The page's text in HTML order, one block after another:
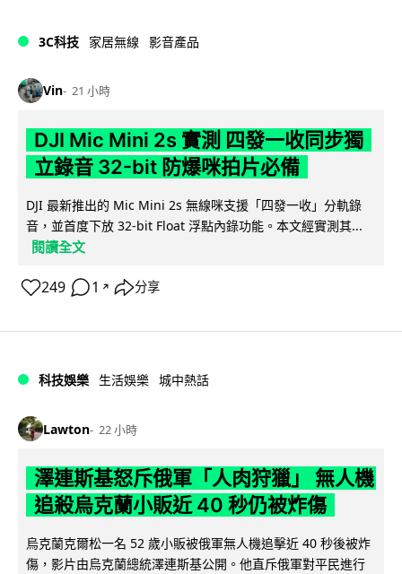
3C科技 家居無線 影音產品
Vin 21 小時
DJI Mic Mini 2s 實測 四發一收同步獨
立錄音 32-bit 防爆咪拍片必備
DJI 最新推出的 Mic Mini 2s 無線咪支援「四發一收」分軌錄
音，並首度下放 32-bit Float 浮點內錄功能。本文經實測其...
閱讀全文
249 1 ↗ 分享
科技娛樂 生活娛樂 城中熱話
Lawton 22 小時
澤連斯基怒斥俄軍「人肉狩獵」 無人機
追殺烏克蘭小販近 40 秒仍被炸傷
烏克蘭克爾松一名 52 歲小販被俄軍無人機追擊近 40 秒後被炸
傷，影片由烏克蘭總統澤連斯基公開。他直斥俄軍對平民進行